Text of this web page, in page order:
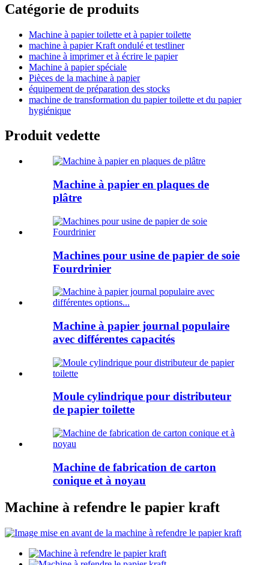
Catégorie de produits
Machine à papier toilette et à papier toilette
machine à papier Kraft ondulé et testliner
machine à imprimer et à écrire le papier
Machine à papier spéciale
Pièces de la machine à papier
équipement de préparation des stocks
machine de transformation du papier toilette et du papier
hygiénique
Produit vedette
Machine à papier en plaques de
plâtre
Machines pour usine de papier de soie
Fourdrinier
Machine à papier journal populaire
avec différentes capacités
Moule cylindrique pour distributeur
de papier toilette
Machine de fabrication de carton
conique et à noyau
Machine à refendre le papier kraft